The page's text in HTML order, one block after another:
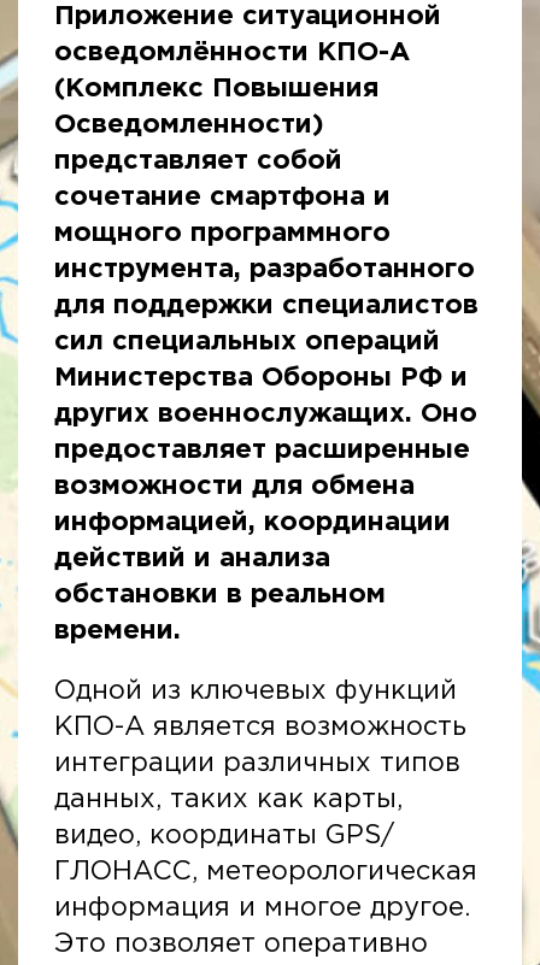
Приложение ситуационной
осведомлённости КПО-А
(Комплекс Повышения
Осведомленности)
представляет собой
сочетание смартфона и
мощного программного
инструмента, разработанного
для поддержки специалистов
сил специальных операций
Министерства Обороны РФ и
других военнослужащих. Оно
предоставляет расширенные
возможности для обмена
информацией, координации
действий и анализа
обстановки в реальном
времени.
Одной из ключевых функций
КПО-А является возможность
интеграции различных типов
данных, таких как карты,
видео, координаты GPS/
ГЛОНАСС, метеорологическая
информация и многое другое.
Это позволяет оперативно